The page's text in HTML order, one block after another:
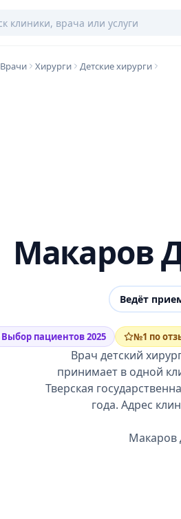
Врачи Хирурги Детские хирурги
Макаров
Ведёт
Выбор пациентов 2025 №1 по
Врач детский
принимает в одной
Тверская
года. Адрес
Макаров